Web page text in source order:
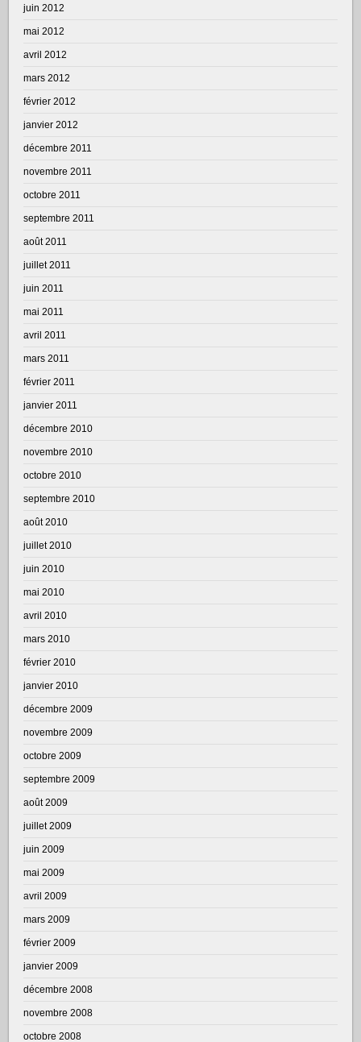
juin 2012
mai 2012
avril 2012
mars 2012
février 2012
janvier 2012
décembre 2011
novembre 2011
octobre 2011
septembre 2011
août 2011
juillet 2011
juin 2011
mai 2011
avril 2011
mars 2011
février 2011
janvier 2011
décembre 2010
novembre 2010
octobre 2010
septembre 2010
août 2010
juillet 2010
juin 2010
mai 2010
avril 2010
mars 2010
février 2010
janvier 2010
décembre 2009
novembre 2009
octobre 2009
septembre 2009
août 2009
juillet 2009
juin 2009
mai 2009
avril 2009
mars 2009
février 2009
janvier 2009
décembre 2008
novembre 2008
octobre 2008